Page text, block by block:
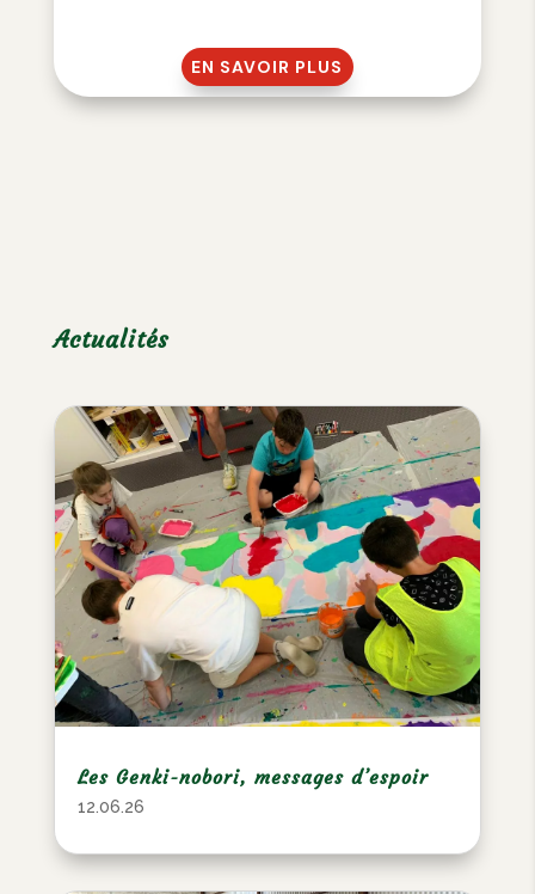
EN SAVOIR PLUS
Actualités
Les Genki-nobori, messages d’espoir
12.06.26